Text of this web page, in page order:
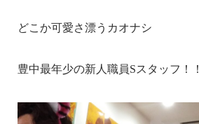
どこか可愛さ漂うカオナシ
豊中最年少の新人職員Sスタッフ！！